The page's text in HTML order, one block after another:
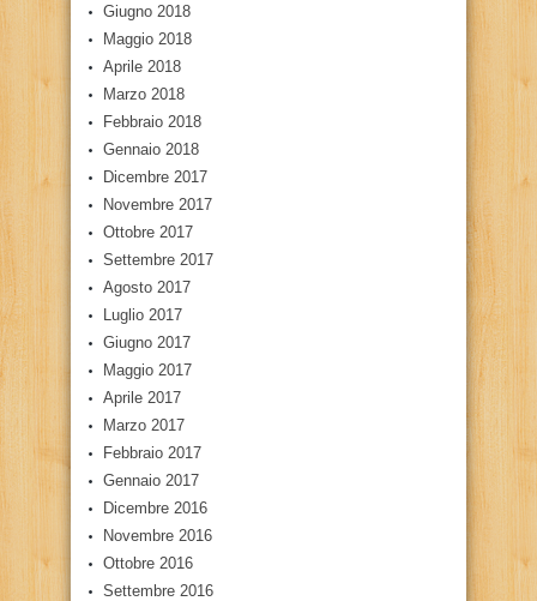
Giugno 2018
Maggio 2018
Aprile 2018
Marzo 2018
Febbraio 2018
Gennaio 2018
Dicembre 2017
Novembre 2017
Ottobre 2017
Settembre 2017
Agosto 2017
Luglio 2017
Giugno 2017
Maggio 2017
Aprile 2017
Marzo 2017
Febbraio 2017
Gennaio 2017
Dicembre 2016
Novembre 2016
Ottobre 2016
Settembre 2016